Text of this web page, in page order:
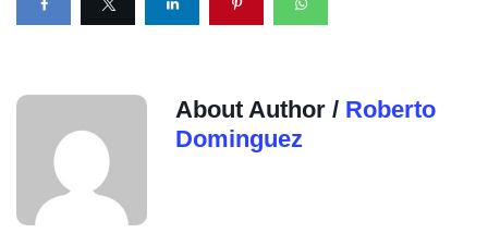
About Author / Roberto
Dominguez